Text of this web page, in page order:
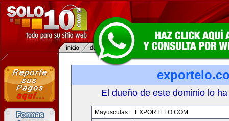
El dueño de este dominio lo
Mayusculas:
EXPORTELO.COM